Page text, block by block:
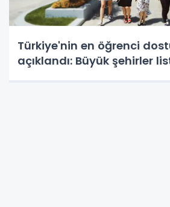
Türkiye'nin en öğrenci
açıklandı: Büyük şehirler